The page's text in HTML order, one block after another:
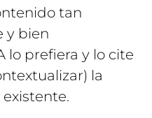
tan
y bien
lo prefiera y lo cite
la